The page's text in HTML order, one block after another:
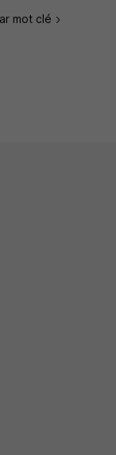
mot clé